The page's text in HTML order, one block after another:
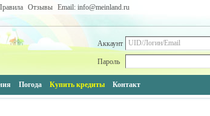
Отзывы Email: info@meinland.ru
Аккаунт
Пароль
Погода Купить кредиты Контакт